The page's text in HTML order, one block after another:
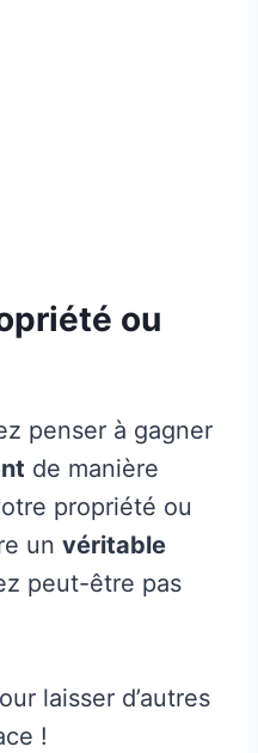
ou
penser à gagner
de manière
propriété ou
un véritable
peut-être pas
laisser d’autres
!